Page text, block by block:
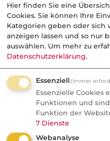
Kurios
Nachrichten
„Zeitalter von
Überfluss“ -
für 2036
Elon Musk galt
Jetzt sagt er: In fünf
Maschine schlauer als
Menschheit, 2036 hat
Hier finden Sie eine
Cookies. Sie können Ihre
Kategorien geben oder sich
anzeigen lassen und so nur
auswählen. Um mehr zu
Datenschutzerklärung.
Essenziell (immer
Essenzielle
Funktionen und
Funktion der
7 Dienste
Webanalyse